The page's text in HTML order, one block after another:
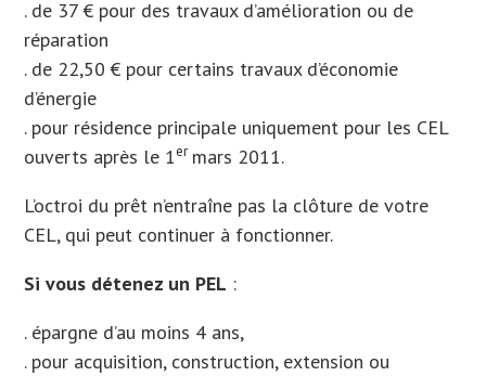
. de 37 € pour des travaux d’amélioration ou de
réparation
. de 22,50 € pour certains travaux d’économie
d’énergie
. pour résidence principale uniquement pour les CEL
ouverts après le 1er mars 2011.
L’octroi du prêt n’entraîne pas la clôture de votre
CEL, qui peut continuer à fonctionner.
Si vous détenez un PEL :
. épargne d’au moins 4 ans,
. pour acquisition, construction, extension ou